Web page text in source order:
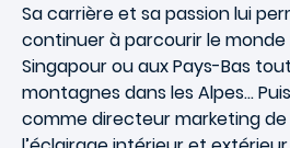
Sa carrière et sa passion lui
continuer à parcourir le monde
Singapour ou aux Pays-Bas
montagnes dans les Alpes…
comme directeur marketing de